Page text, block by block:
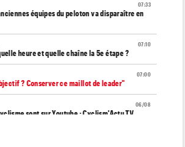
07:33
équipes du peloton va disparaître en
07:10
heure et quelle chaîne la 5e étape ?
07:00
? Conserver ce maillot de leader"
06/08
sont sur Youtube : Cyclism'Actu TV